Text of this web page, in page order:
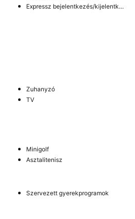
Expressz bejelentkezés/kijelentkezés
Zuhanyzó
TV
Minigolf
Asztalitenisz
Szervezett gyerekprogramok